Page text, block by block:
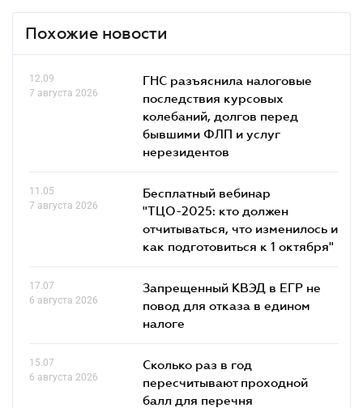
Похожие новости
12.09
7 августа 2026
ГНС разъяснила налоговые
последствия курсовых
колебаний, долгов перед
бывшими ФЛП и услуг
нерезидентов
11.05
7 августа 2026
Бесплатный вебинар
"ТЦО-2025: кто должен
отчитываться, что изменилось и
как подготовиться к 1 октября"
17.07
6 августа 2026
Запрещенный КВЭД в ЕГР не
повод для отказа в едином
налоге
15.07
6 августа 2026
Сколько раз в год
пересчитывают проходной
балл для перечня